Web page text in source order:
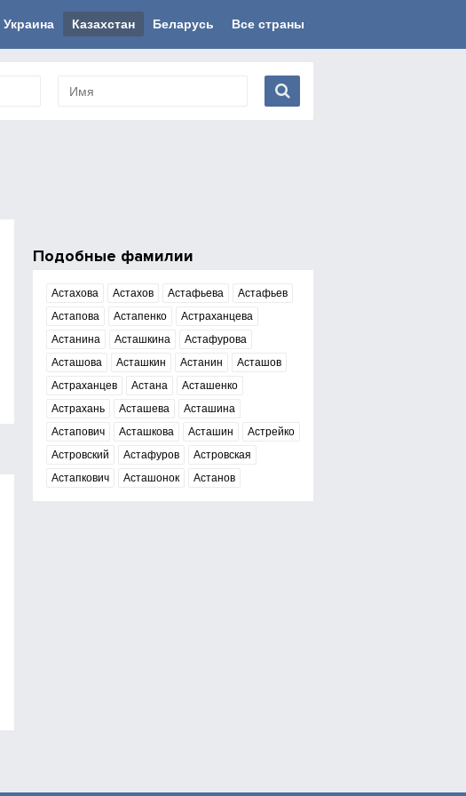
Украина Казахстан Беларусь Все страны
Подобные фамилии
Астахова Астахов Астафьева
Астафьев
Астапова
Астапенко
Астраханцева
Астанина
Асташкина
Астафурова
Асташова
Асташкин Астанин
Асташов
Астраханцев
Астана
Асташенко
Астрахань
Асташева
Асташина
Астапович
Асташкова Асташин
Астрейко
Астровский
Астафуров
Астровская
Астапкович
Асташонок Астанов